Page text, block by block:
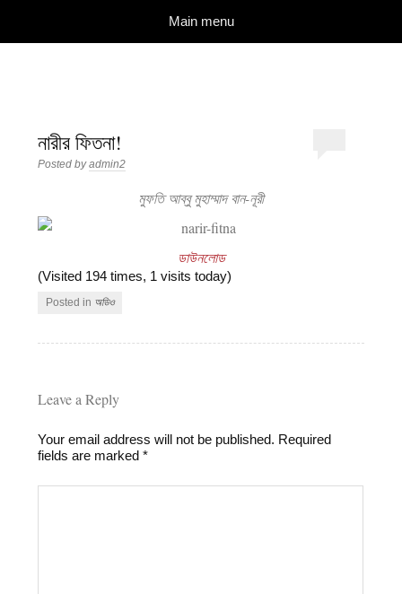
Main menu
নারীর ফিতনা!
Posted byadmin2
মুফতি আব্বু মুহাম্মাদ বান-নূরী
ডাউনলোড
(Visited 194 times, 1 visits today)
Posted in অডিও
Leave a Reply
Your email address will not be published. Required
fields are marked*